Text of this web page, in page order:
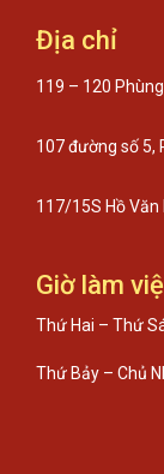
Địa chỉ
119 – 120 Phùng
107 đường số 5,
117/15S Hồ Văn
Giờ làm
Thứ Hai – Thứ
Thứ Bảy – Chủ